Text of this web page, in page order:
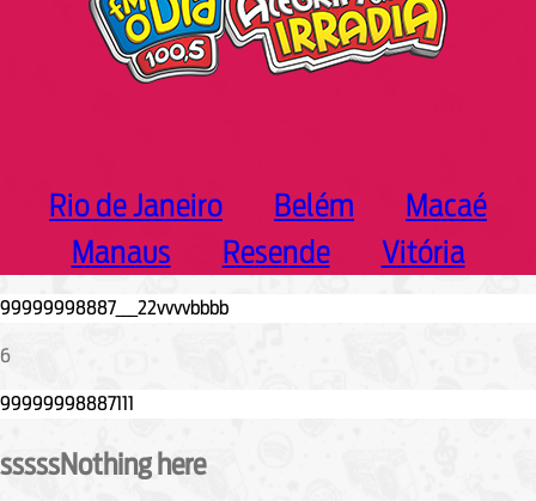
Rio de Janeiro Belém
Macaé
Manaus
Resende Vitória
6
sssssNothing here